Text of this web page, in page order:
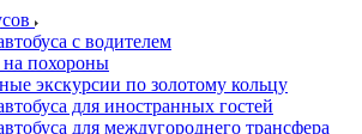
с водителем
на похороны
экскурсии по золотому кольцу
для иностранных гостей
для междугороднего трансфера